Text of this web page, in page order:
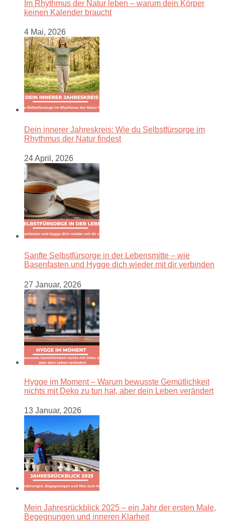
Im Rhythmus der Natur leben – warum dein Körper
keinen Kalender braucht
4 Mai, 2026
Dein innerer Jahreskreis: Wie du Selbstfürsorge im
Rhythmus der Natur findest
24 April, 2026
Sanfte Selbstfürsorge in der Lebensmitte – wie
Basenfasten und Hygge dich wieder mit dir verbinden
27 Januar, 2026
Hygge im Moment – Warum bewusste Gemütlichkeit
nichts mit Deko zu tun hat, aber dein Leben verändert
13 Januar, 2026
Mein Jahresrückblick 2025 – ein Jahr der ersten Male,
Begegnungen und inneren Klarheit